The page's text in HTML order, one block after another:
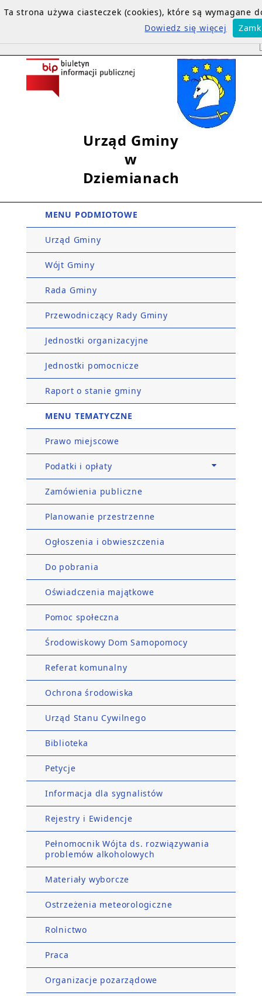
Urząd Gminy
w
Dziemianach
MENU PODMIOTOWE
Urząd Gminy
Wójt Gminy
Rada Gminy
Przewodniczący Rady Gminy
Jednostki organizacyjne
Jednostki pomocnicze
Raport o stanie gminy
MENU TEMATYCZNE
Prawo miejscowe
Podatki i opłaty
Zamówienia publiczne
Planowanie przestrzenne
Ogłoszenia i obwieszczenia
Do pobrania
Oświadczenia majątkowe
Pomoc społeczna
Środowiskowy Dom Samopomocy
Referat komunalny
Ochrona środowiska
Urząd Stanu Cywilnego
Biblioteka
Petycje
Informacja dla sygnalistów
Rejestry i Ewidencje
Pełnomocnik Wójta ds. rozwiązywania
problemów alkoholowych
Materiały wyborcze
Ostrzeżenia meteorologiczne
Rolnictwo
Praca
Organizacje pozarządowe
Ta strona używa ciasteczek (cookies), które są wymagane
Dowiedz się więcej